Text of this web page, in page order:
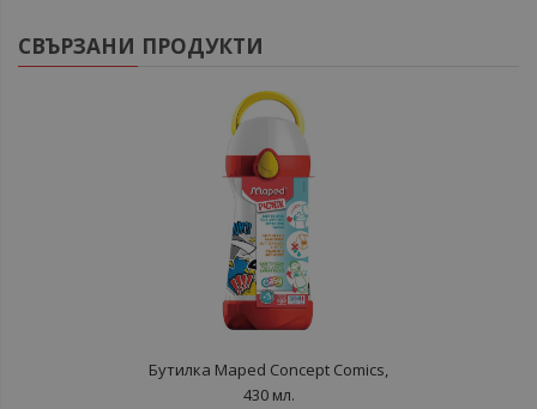
СВЪРЗАНИ ПРОДУКТИ
Бутилка Maped Concept Comics,
430 мл.